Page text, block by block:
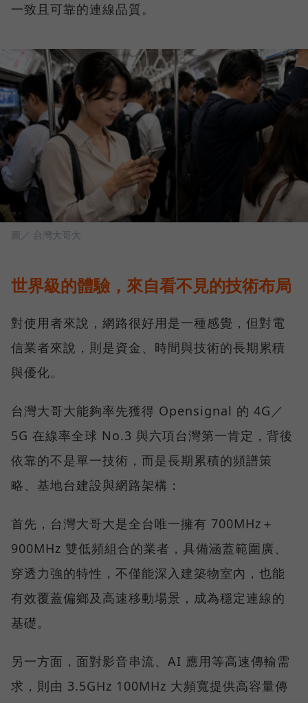
一致且可靠的連線品質。
圖／ 台灣大哥大
世界級的體驗，來自看不見的技術布局
對使用者來說，網路很好用是一種感覺，但對電
信業者來說，則是資金、時間與技術的長期累積
與優化。
台灣大哥大能夠率先獲得 Opensignal 的 4G／
5G 在線率全球 No.3 與六項台灣第一肯定，背後
依靠的不是單一技術，而是長期累積的頻譜策
略、基地台建設與網路架構：
首先，台灣大哥大是全台唯一擁有 700MHz＋
900MHz 雙低頻組合的業者，具備涵蓋範圍廣、
穿透力強的特性，不僅能深入建築物室內，也能
有效覆蓋偏鄉及高速移動場景，成為穩定連線的
基礎。
另一方面，面對影音串流、AI 應用等高速傳輸需
求，則由 3.5GHz 100MHz 大頻寬提供高容量傳